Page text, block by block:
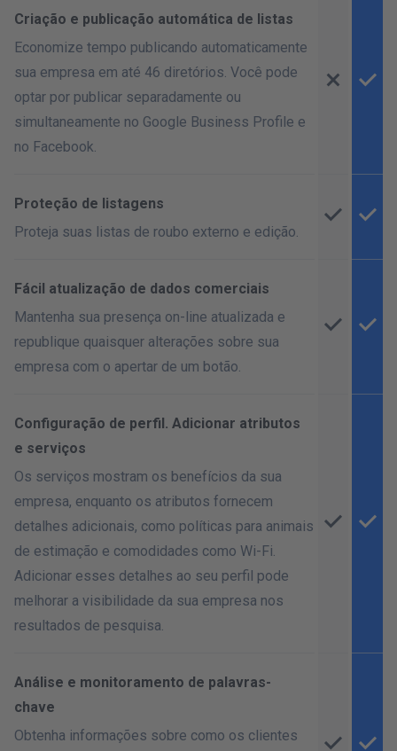
Criação e publicação automática de listas
Economize tempo publicando automaticamente
sua empresa em até 46 diretórios. Você pode
optar por publicar separadamente ou
simultaneamente no Google Business Profile e
no Facebook.
Proteção de listagens
Proteja suas listas de roubo externo e edição.
Fácil atualização de dados comerciais
Mantenha sua presença on-line atualizada e
republique quaisquer alterações sobre sua
empresa com o apertar de um botão.
Configuração de perfil. Adicionar atributos
e serviços
Os serviços mostram os benefícios da sua
empresa, enquanto os atributos fornecem
detalhes adicionais, como políticas para animais
de estimação e comodidades como Wi-Fi.
Adicionar esses detalhes ao seu perfil pode
melhorar a visibilidade da sua empresa nos
resultados de pesquisa.
Análise e monitoramento de palavras-
chave
Obtenha informações sobre como os clientes